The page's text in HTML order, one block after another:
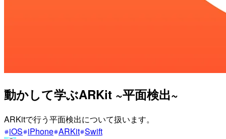
動かして学ぶARKit ~平面検出~
ARKitで行う平面検出について扱います。
iOS iPhone ARKit Swift